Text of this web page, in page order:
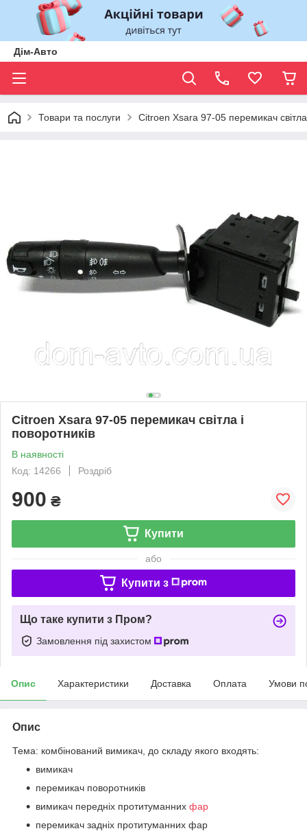
Дім-Авто
Товари та послуги Citroen Xsara 97-05 перемикач світла
Citroen Xsara 97-05 перемикач світла і
поворотників
В наявності
Код: 14266
Роздріб
900 ₴
Купити
або
Купити з
Що таке купити з Пром?
Замовлення під захистом
Опис Характеристики Доставка Оплата Умови
Опис
Тема: комбінований вимикач, до складу якого входять:
вимикач
перемикач поворотників
вимикач передніх протитуманних фар
перемикач задніх протитуманних фар